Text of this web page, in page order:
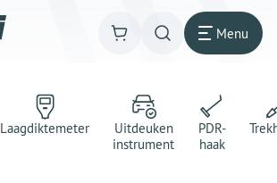
Menu
Laagdiktemeter
Uitdeuken
instrument
PDR-
haak